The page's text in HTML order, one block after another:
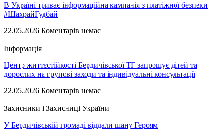
В Україні триває інформаційна кампанія з платіжної безпеки
#ШахрайГудбай
22.05.2026 Коментарів немає
Інформація
Центр життєстійкості Бердичівської ТГ запрошує дітей та
дорослих на групові заходи та індивідуальні консультації
22.05.2026 Коментарів немає
Захисники і Захисниці України
У Бердичівській громаді віддали шану Героям